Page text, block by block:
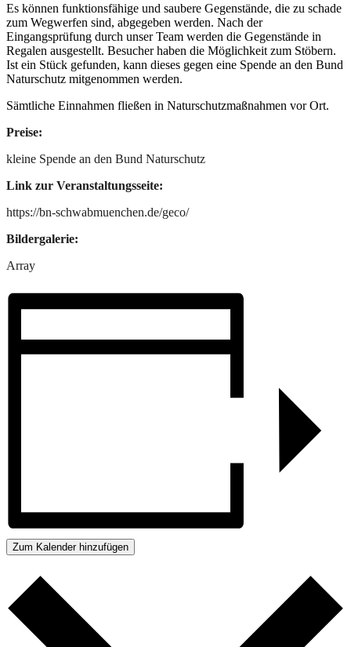
Es können funktionsfähige und saubere Gegenstände, die zu schade
zum Wegwerfen sind, abgegeben werden. Nach der
Eingangsprüfung durch unser Team werden die Gegenstände in
Regalen ausgestellt. Besucher haben die Möglichkeit zum Stöbern.
Ist ein Stück gefunden, kann dieses gegen eine Spende an den Bund
Naturschutz mitgenommen werden.
Sämtliche Einnahmen fließen in Naturschutzmaßnahmen vor Ort.
Preise:
kleine Spende an den Bund Naturschutz
Link zur Veranstaltungsseite:
https://bn-schwabmuenchen.de/geco/
Bildergalerie:
Array
Zum Kalender hinzufügen